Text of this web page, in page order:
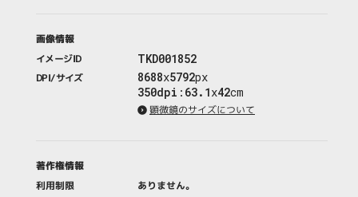
画像情報
イメージID
TKD001852
DPI/サイズ 8688x5792px
350dpi : 63.1x42cm
顕微鏡のサイズについて
著作権情報
利用制限
ありません。